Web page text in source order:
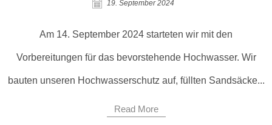
19. September 2024
Am 14. September 2024 starteten wir mit den
Vorbereitungen für das bevorstehende Hochwasser. Wir
bauten unseren Hochwasserschutz auf, füllten Sandsäcke...
Read More